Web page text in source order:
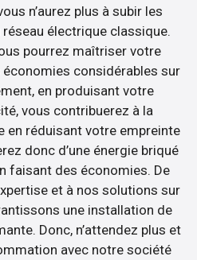
n’aurez plus à subir les
électrique classique.
pourrez maîtriser votre
considérables sur
en produisant votre
vous contribuerez à la
en réduisant votre empreinte
donc d’une énergie briqué
faisant des économies. De
et à nos solutions sur
une installation de
Donc, n’attendez plus et
avec notre société